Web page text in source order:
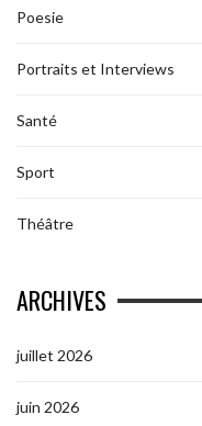
Poesie
Portraits et Interviews
Santé
Sport
Théâtre
ARCHIVES
juillet 2026
juin 2026